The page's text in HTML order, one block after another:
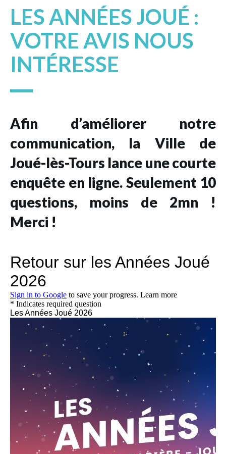
LES ANNÉES JOUÉ :
VOTRE AVIS NOUS
INTÉRESSE
Afin d’améliorer notre
communication, la Ville de
Joué-lès-Tours lance une courte
enquête en ligne. Seulement 10
questions, moins de 2mn !
Merci !